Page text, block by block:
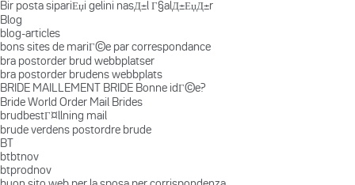
Bir posta sipariЕџi gelini nasД±l Г§alД±ЕџД±r
Blog
blog-articles
bons sites de mariГ©e par correspondance
bra postorder brud webbplatser
bra postorder brudens webbplats
BRIDE MAILLEMENT BRIDE Bonne idГ©e?
Bride World Order Mail Brides
brudbestГ¤llning mail
brude verdens postordre brude
BT
btbtnov
btprodnov